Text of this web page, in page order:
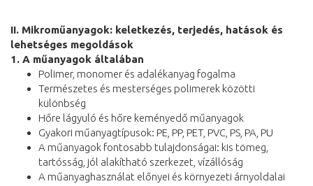
II. Mikroműanyagok: keletkezés, terjedés, hatások és
lehetséges megoldások
1. A műanyagok általában
Polimer, monomer és adalékanyag fogalma
Természetes és mesterséges polimerek közötti
különbség
Hőre lágyuló és hőre keményedő műanyagok
Gyakori műanyagtípusok: PE, PP, PET, PVC, PS, PA, PU
A műanyagok fontosabb tulajdonságai: kis tömeg,
tartósság, jól alakítható szerkezet, vízállóság
A műanyaghasználat előnyei és környezeti árnyoldalai